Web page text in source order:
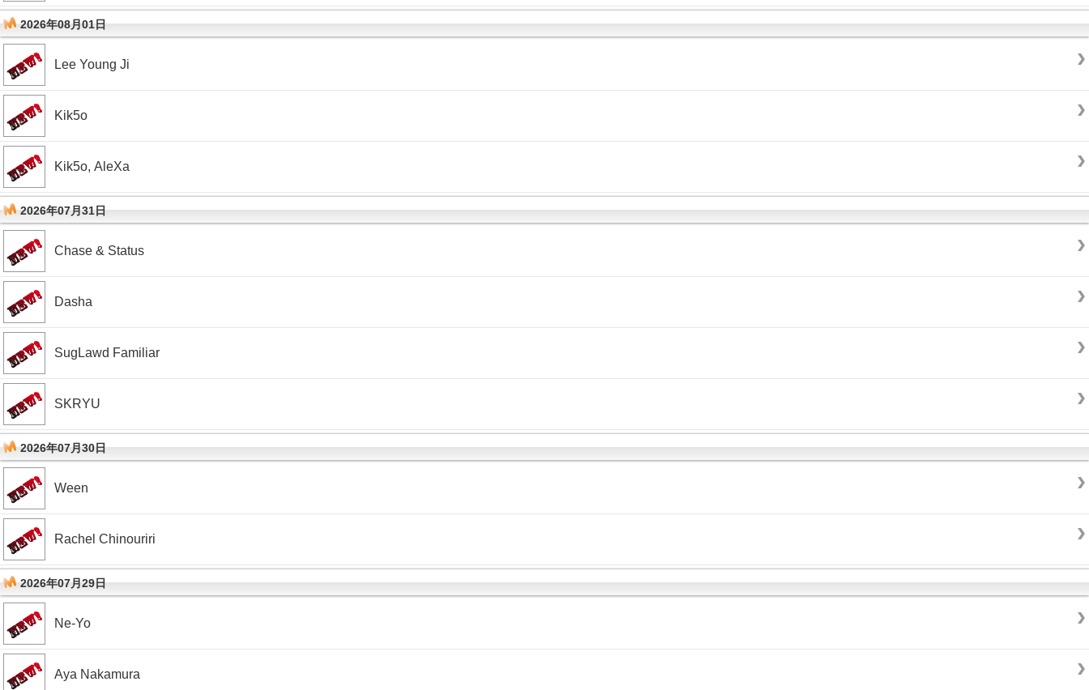
2026年08月01日
Lee Young Ji
Kik5o
Kik5o, AleXa
2026年07月31日
Chase & Status
Dasha
SugLawd Familiar
SKRYU
2026年07月30日
Ween
Rachel Chinouriri
2026年07月29日
Ne-Yo
Aya Nakamura